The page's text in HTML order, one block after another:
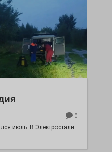
0
июль. В Электростали